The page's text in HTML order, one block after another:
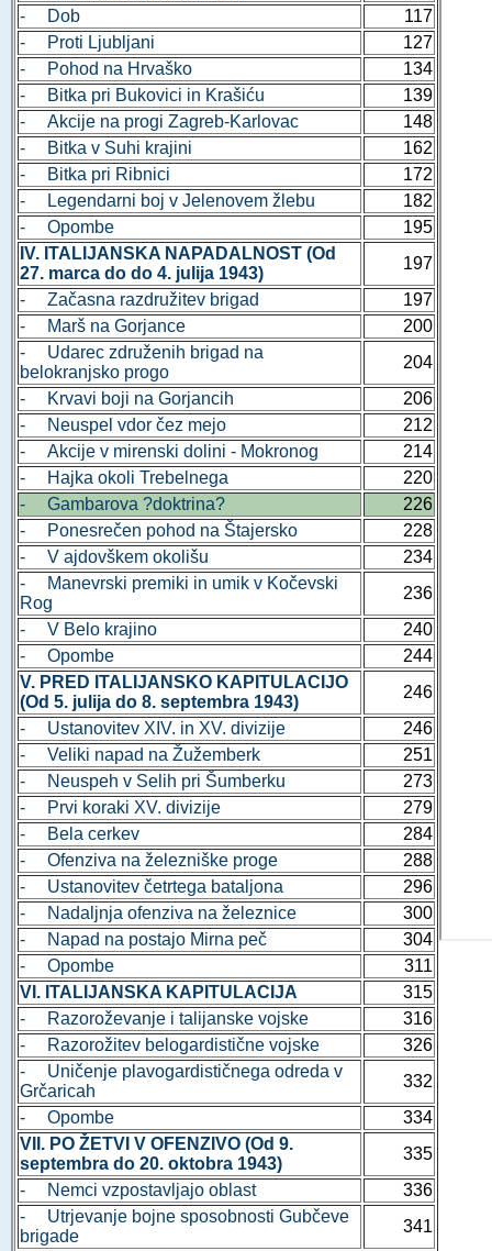
- Dob
117
- Proti Ljubljani
127
- Pohod na Hrvaško
134
- Bitka pri Bukovici in Krašiću
139
- Akcije na progi Zagreb-Karlovac
148
- Bitka v Suhi krajini
162
- Bitka pri Ribnici
172
- Legendarni boj v Jelenovem žlebu
182
- Opombe
195
IV. ITALIJANSKA NAPADALNOST (Od
27. marca do do 4. julija 1943)
197
- Začasna razdružitev brigad
197
- Marš na Gorjance
200
- Udarec združenih brigad na
belokranjsko progo
204
- Krvavi boji na Gorjancih
206
- Neuspel vdor čez mejo
212
- Akcije v mirenski dolini - Mokronog
214
- Hajka okoli Trebelnega
220
- Gambarova ?doktrina?
226
- Ponesrečen pohod na Štajersko
228
- V ajdovškem okolišu
234
- Manevrski premiki in umik v Kočevski
Rog
236
- V Belo krajino
240
- Opombe
244
V. PRED ITALIJANSKO KAPITULACIJO
(Od 5. julija do 8. septembra 1943)
246
- Ustanovitev XIV. in XV. divizije
246
- Veliki napad na Žužemberk
251
- Neuspeh v Selih pri Šumberku
273
- Prvi koraki XV. divizije
279
- Bela cerkev
284
- Ofenziva na železniške proge
288
- Ustanovitev četrtega bataljona
296
- Nadaljnja ofenziva na železnice
300
- Napad na postajo Mirna peč
304
- Opombe
311
VI. ITALIJANSKA KAPITULACIJA
315
- Razoroževanje i talijanske vojske
316
- Razorožitev belogardistične vojske
326
- Uničenje plavogardističnega odreda v
Grčaricah
332
- Opombe
334
VII. PO ŽETVI V OFENZIVO (Od 9.
septembra do 20. oktobra 1943)
335
- Nemci vzpostavljajo oblast
336
- Utrjevanje bojne sposobnosti Gubčeve
brigade
341